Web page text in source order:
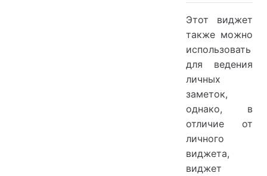
Этот виджет
также можно
использовать
для ведения
личных
заметок,
однако, в
отличие от
личного
виджета,
виджет